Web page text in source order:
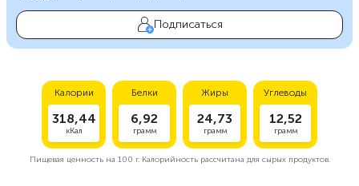
Подписаться
Калории
318,44
кКал
Белки
6,92
грамм
Жиры
24,73
грамм
Углеводы
12,52
грамм
Пищевая ценность на 100 г.Калорийность рассчитана для сырых продуктов.